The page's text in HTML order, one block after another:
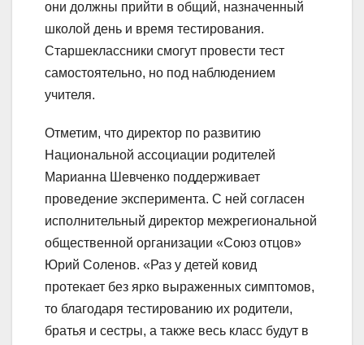
они должны прийти в общий, назначенный
школой день и время тестирования.
Старшеклассники смогут провести тест
самостоятельно, но под наблюдением
учителя.
Отметим, что директор по развитию
Национальной ассоциации родителей
Марианна Шевченко поддерживает
проведение эксперимента. С ней согласен
исполнительный директор межрегиональной
общественной организации «Союз отцов»
Юрий Соленов. «Раз у детей ковид
протекает без ярко выраженных симптомов,
то благодаря тестированию их родители,
братья и сестры, а также весь класс будут в